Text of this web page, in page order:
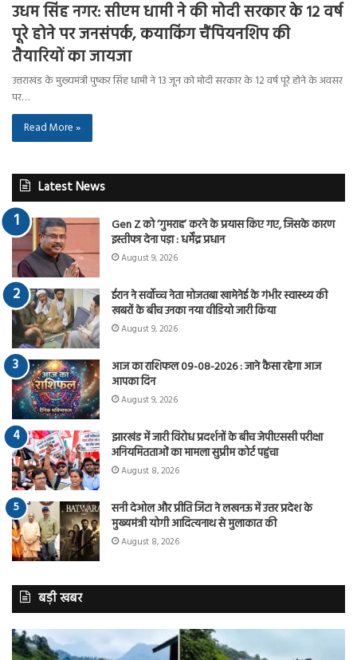
उधम सिंह नगर: सीएम धामी ने की मोदी सरकार के 12 वर्ष
पूरे होने पर जनसंपर्क, कयाकिंग चैंपियनशिप की
तैयारियों का जायजा
उत्तराखंड के मुख्यमंत्री पुष्कर सिंह धामी ने 13 जून को मोदी सरकार के 12 वर्ष पूरे होने के अवसर
पर…
Read More »
Latest News
Gen Z को ‘गुमराह’ करने के प्रयास किए गए, जिसके कारण
इस्तीफा देना पड़ा : धर्मेंद्र प्रधान
August 9, 2026
ईरान ने सर्वोच्च नेता मोजतबा खामेनेई के गंभीर स्वास्थ्य की
खबरों के बीच उनका नया वीडियो जारी किया
August 9, 2026
आज का राशिफल 09-08-2026 : जाने कैसा रहेगा आज
आपका दिन
August 9, 2026
झारखंड में जारी विरोध प्रदर्शनों के बीच जेपीएससी परीक्षा
अनियमितताओं का मामला सुप्रीम कोर्ट पहुंचा
August 8, 2026
सनी देओल और प्रीति जिंटा ने लखनऊ में उत्तर प्रदेश के
मुख्यमंत्री योगी आदित्यनाथ से मुलाकात की
August 8, 2026
बड़ी खबर